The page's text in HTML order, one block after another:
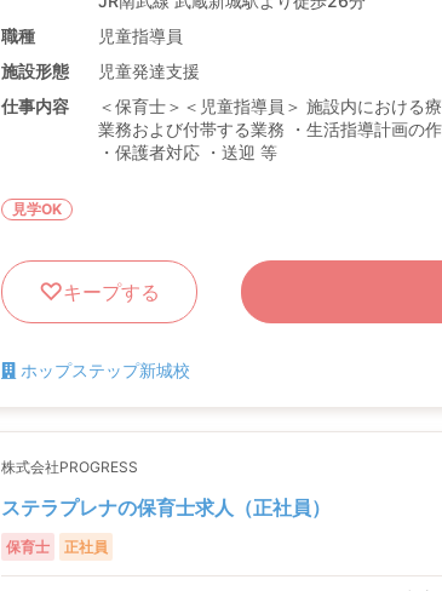
職種
児童指導員
施設形態
児童発達支援
仕事内容
＜保育士＞＜児童指導員＞ 施設内における
業務および付帯する業務 ・生活指導計画の
・保護者対応 ・送迎 等
見学OK
キープする
ホップステップ新城校
株式会社PROGRESS
ステラプレナの保育士求人（正社員）
保育士 正社員